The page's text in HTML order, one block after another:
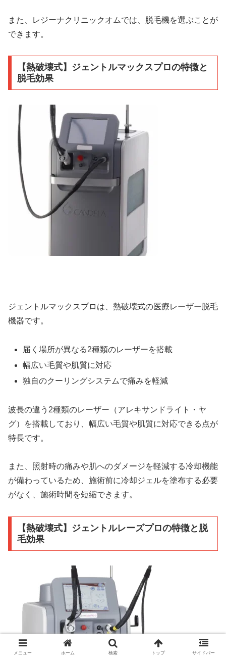
また、レジーナクリニックオムでは、脱毛機を選ぶことが
できます。
【熱破壊式】ジェントルマックスプロの特徴と
脱毛効果
ジェントルマックスプロは、熱破壊式の医療レーザー脱毛
機器です。
届く場所が異なる2種類のレーザーを搭載
幅広い毛質や肌質に対応
独自のクーリングシステムで痛みを軽減
波長の違う2種類のレーザー（アレキサンドライト・ヤ
グ）を搭載しており、幅広い毛質や肌質に対応できる点が
特長です。
また、照射時の痛みや肌へのダメージを軽減する冷却機能
が備わっているため、施術前に冷却ジェルを塗布する必要
がなく、施術時間を短縮できます。
【熱破壊式】ジェントルレーズプロの特徴と脱
毛効果
メニュー ホーム 検索 トップ サイドバー